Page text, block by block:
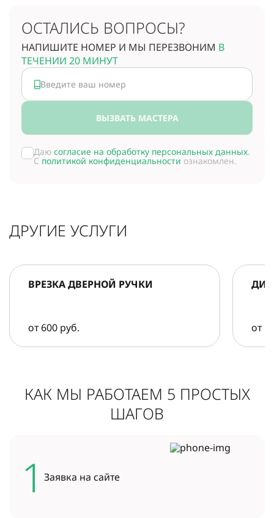
ОСТАЛИСЬ ВОПРОСЫ?
НАПИШИТЕ НОМЕР И МЫ ПЕРЕЗВОНИМ В
ТЕЧЕНИИ 20 МИНУТ
ВЫЗВАТЬ МАСТЕРА
Даю согласие на обработку персональных данных.
С политикой конфиденциальности ознакомлен.
ДРУГИЕ УСЛУГИ
ВРЕЗКА ДВЕРНОЙ РУЧКИ
от 600 руб. от
КАК МЫ РАБОТАЕМ 5 ПРОСТЫХ
ШАГОВ
1 Заявка на сайте